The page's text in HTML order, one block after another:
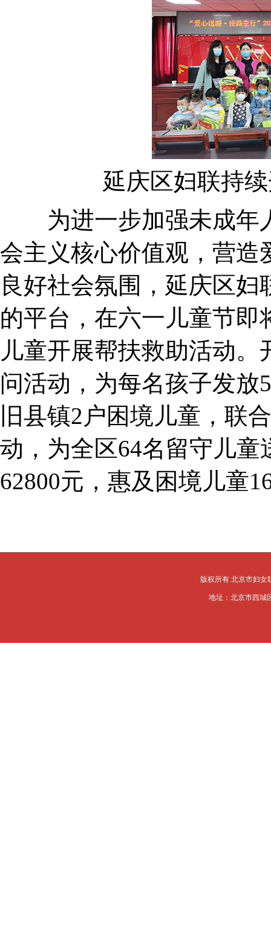
延庆区妇联持
为进一步加强未成年
会主义核心价值观，营造
良好社会氛围，延庆区
的平台，在六一儿童节
儿童开展帮扶救助活动。
问活动，为每名孩子发放
旧县镇2户困境儿童，联
动，为全区64名留守儿
62800元，惠及困境儿童
版权所有 北京市妇女
地址：北京市西城